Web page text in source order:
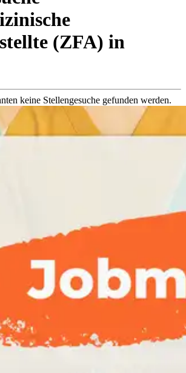
(ZFA) in
keine Stellengesuche gefunden werden.